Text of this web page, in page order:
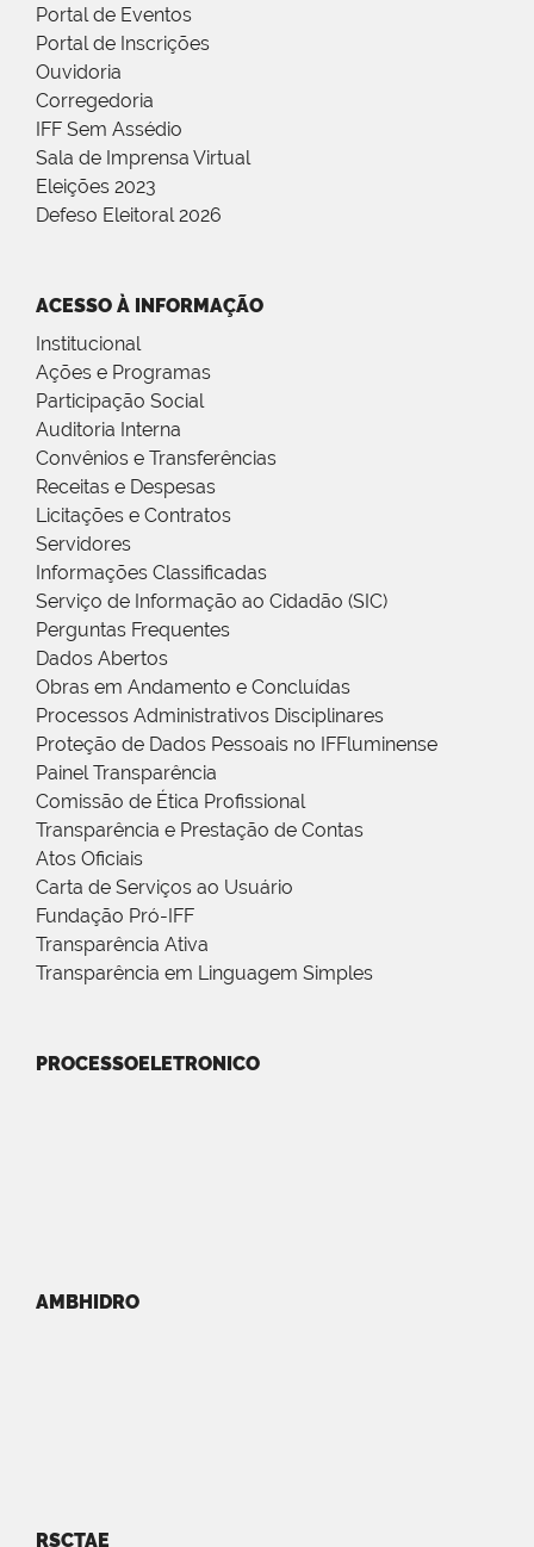
Portal de Eventos
Portal de Inscrições
Ouvidoria
Corregedoria
IFF Sem Assédio
Sala de Imprensa Virtual
Eleições 2023
Defeso Eleitoral 2026
ACESSO À INFORMAÇÃO
Institucional
Ações e Programas
Participação Social
Auditoria Interna
Convênios e Transferências
Receitas e Despesas
Licitações e Contratos
Servidores
Informações Classificadas
Serviço de Informação ao Cidadão (SIC)
Perguntas Frequentes
Dados Abertos
Obras em Andamento e Concluídas
Processos Administrativos Disciplinares
Proteção de Dados Pessoais no IFFluminense
Painel Transparência
Comissão de Ética Profissional
Transparência e Prestação de Contas
Atos Oficiais
Carta de Serviços ao Usuário
Fundação Pró-IFF
Transparência Ativa
Transparência em Linguagem Simples
PROCESSOELETRONICO
AMBHIDRO
RSCTAE